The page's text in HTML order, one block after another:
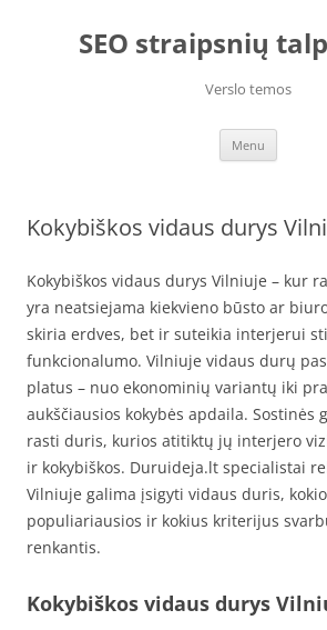
contentSEO straipsnių
Verslo temos
Menu
Kokybiškos vidaus durys
Kokybiškos vidaus durys Vilniuje – kur
yra neatsiejama kiekvieno būsto ar
skiria erdves, bet ir suteikia interjerui
funkcionalumo. Vilniuje vidaus durų
platus – nuo ekonominių variantų iki
aukščiausios kokybės apdaila. Sostinės
rasti duris, kurios atitiktų jų interjero
ir kokybiškos. Duruideja.lt specialistai
Vilniuje galima įsigyti vidaus duris,
populiariausios ir kokius kriterijus
renkantis.
Kokybiškos vidaus durys